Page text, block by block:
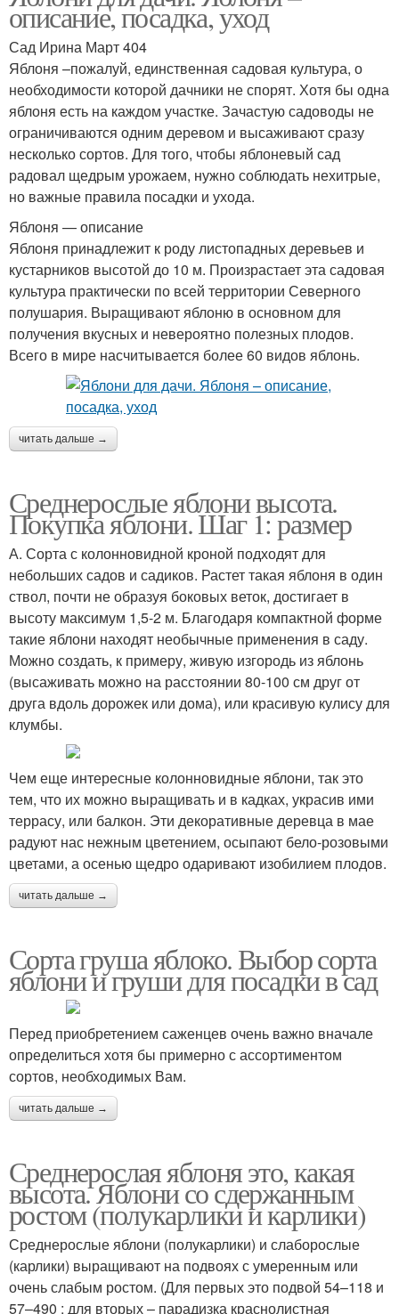
описание, посадка, уход
Сад Ирина Март 404
Яблоня –пожалуй, единственная садовая культура, о
необходимости которой дачники не спорят. Хотя бы одна
яблоня есть на каждом участке. Зачастую садоводы не
ограничиваются одним деревом и высаживают сразу
несколько сортов. Для того, чтобы яблоневый сад
радовал щедрым урожаем, нужно соблюдать нехитрые,
но важные правила посадки и ухода.
Яблоня — описание
Яблоня принадлежит к роду листопадных деревьев и
кустарников высотой до 10 м. Произрастает эта садовая
культура практически по всей территории Северного
полушария. Выращивают яблоню в основном для
получения вкусных и невероятно полезных плодов.
Всего в мире насчитывается более 60 видов яблонь.
читать дальше →
Среднерослые яблони высота.
Покупка яблони. Шаг 1: размер
А. Сорта с колонновидной кроной подходят для
небольших садов и садиков. Растет такая яблоня в один
ствол, почти не образуя боковых веток, достигает в
высоту максимум 1,5-2 м. Благодаря компактной форме
такие яблони находят необычные применения в саду.
Можно создать, к примеру, живую изгородь из яблонь
(высаживать можно на расстоянии 80-100 см друг от
друга вдоль дорожек или дома), или красивую кулису для
клумбы.
Чем еще интересные колонновидные яблони, так это
тем, что их можно выращивать и в кадках, украсив ими
террасу, или балкон. Эти декоративные деревца в мае
радуют нас нежным цветением, осыпают бело-розовыми
цветами, а осенью щедро одаривают изобилием плодов.
читать дальше →
Сорта груша яблоко. Выбор сорта
яблони и груши для посадки в сад
Перед приобретением саженцев очень важно вначале
определиться хотя бы примерно с ассортиментом
сортов, необходимых Вам.
читать дальше →
Среднерослая яблоня это, какая
высота. Яблони со сдержанным
ростом (полукарлики и карлики)
Среднерослые яблони (полукарлики) и слаборослые
(карлики) выращивают на подвоях с умеренным или
очень слабым ростом. (Для первых это подвой 54–118 и
57–490 ; для вторых – парадизка краснолистная